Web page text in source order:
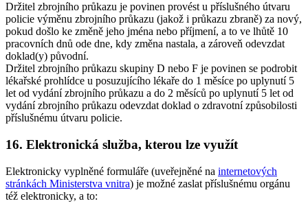
Držitel zbrojního průkazu je povinen provést u příslušného útvaru
policie výměnu zbrojního průkazu (jakož i průkazu zbraně) za nový,
pokud došlo ke změně jeho jména nebo příjmení, a to ve lhůtě 10
pracovních dnů ode dne, kdy změna nastala, a zároveň odevzdat
doklad(y) původní.
Držitel zbrojního průkazu skupiny D nebo F je povinen se podrobit
lékařské prohlídce u posuzujícího lékaře do 1 měsíce po uplynutí 5
let od vydání zbrojního průkazu a do 2 měsíců po uplynutí 5 let od
vydání zbrojního průkazu odevzdat doklad o zdravotní způsobilosti
příslušnému útvaru policie.
16. Elektronická služba, kterou lze využít
Elektronicky vyplněné formuláře (uveřejněné na internetových
stránkách Ministerstva vnitra) je možné zaslat příslušnému orgánu
též elektronicky, a to: